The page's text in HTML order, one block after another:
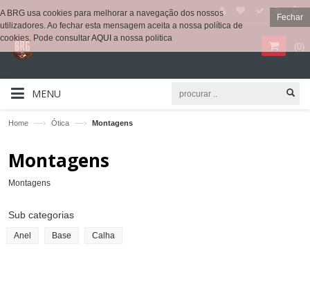
(0)
MENU
Home —› Ótica —› Montagens
Montagens
Montagens
Sub categorias
Anel Base Calha
Fechar
A BRG usa cookies para melhorar a navegação dos nossos
utilizadores. Ao fechar esta mensagem aceita a nossa política de
cookies. Pode consultarAQUI a nossa politica